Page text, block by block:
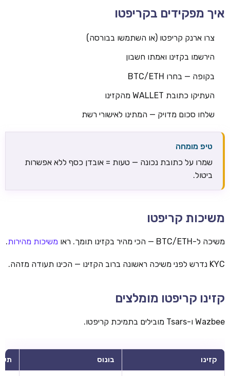
איך מפקידים בקריפטו
צרו ארנק קריפטו (או השתמשו בבורסה)
הירשמו בקזינו ואמתו חשבון
בקופה — בחרו BTC/ETH
העתיקו כתובת WALLET מהקזינו
שלחו סכום מדויק — המתינו לאישורי רשת
טיפ מומחה
שמרו על כתובת נכונה — טעות = אובדן כסף ללא אפשרות
ביטול.
משיכות קריפטו
משיכה ל-BTC/ETH — הכי מהיר בקזינו תומך. ראו משיכות מהירות.
KYC נדרש לפני משיכה ראשונה ברוב הקזינו — הכינו תעודה מזהה.
קזינו קריפטו מומלצים
Wazbee ו-Tsars מובילים בתמיכת קריפטו.
קזינו בונוס